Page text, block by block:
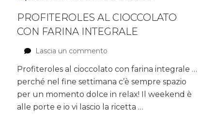
PROFITEROLES AL CIOCCOLATO
CON FARINA INTEGRALE
Lascia un commento
al
cioccolato
con
farina
integrale
Profiteroles al cioccolato con farina integrale …
perché nel fine settimana c’è sempre spazio
per un momento dolce in relax! Il weekend è
alle porte e io vi lascio la ricetta …